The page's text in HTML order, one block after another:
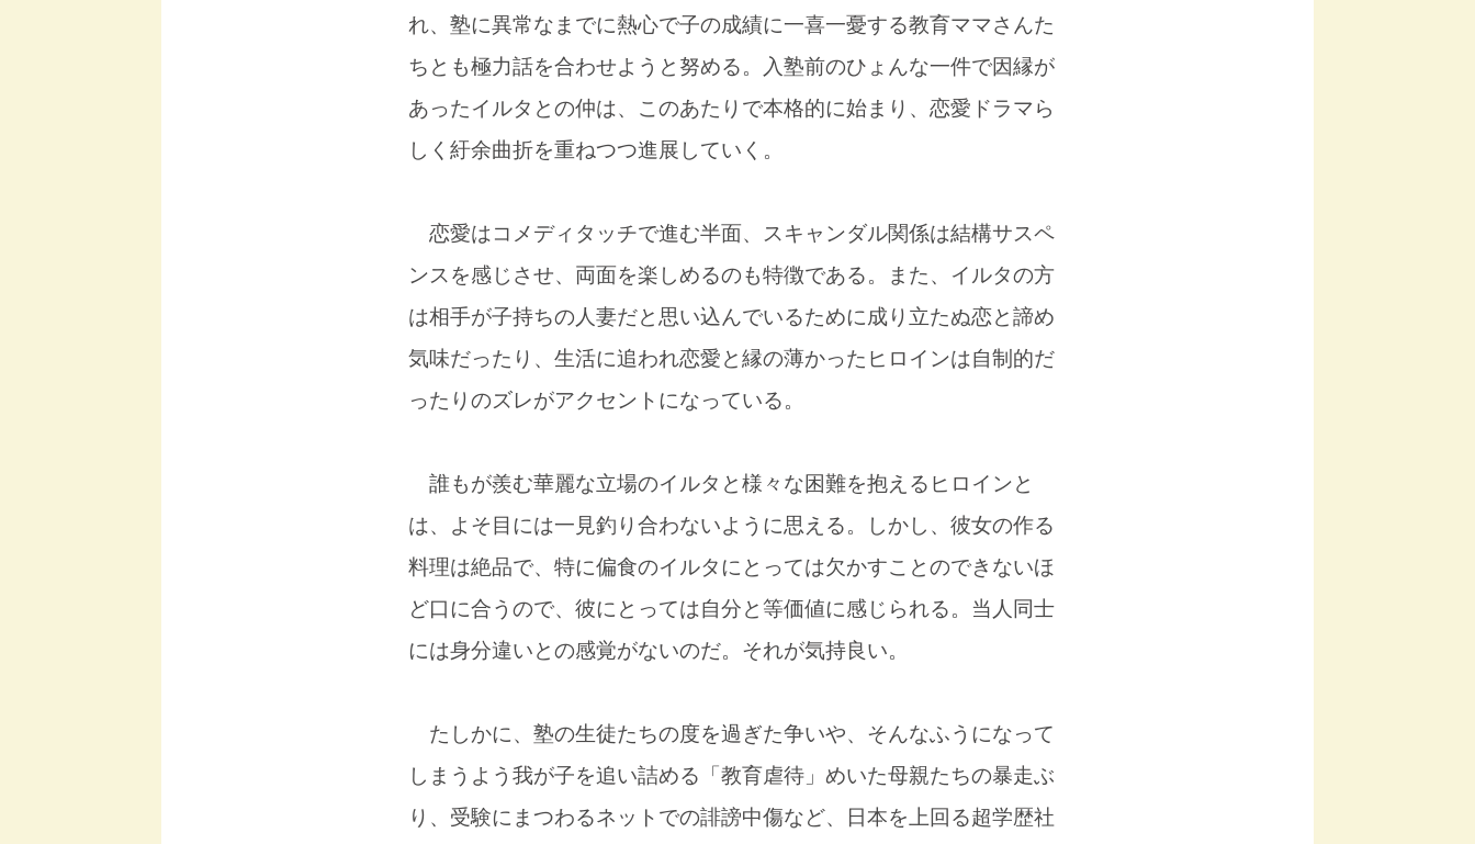
れ、塾に異常なまでに熱心で子の成績に一喜一憂する教育ママさんた
ちとも極力話を合わせようと努める。入塾前のひょんな一件で因縁が
あったイルタとの仲は、このあたりで本格的に始まり、恋愛ドラマら
しく紆余曲折を重ねつつ進展していく。
恋愛はコメディタッチで進む半面、スキャンダル関係は結構サスペ
ンスを感じさせ、両面を楽しめるのも特徴である。また、イルタの方
は相手が子持ちの人妻だと思い込んでいるために成り立たぬ恋と諦め
気味だったり、生活に追われ恋愛と縁の薄かったヒロインは自制的だ
ったりのズレがアクセントになっている。
誰もが羨む華麗な立場のイルタと様々な困難を抱えるヒロインと
は、よそ目には一見釣り合わないように思える。しかし、彼女の作る
料理は絶品で、特に偏食のイルタにとっては欠かすことのできないほ
ど口に合うので、彼にとっては自分と等価値に感じられる。当人同士
には身分違いとの感覚がないのだ。それが気持良い。
たしかに、塾の生徒たちの度を過ぎた争いや、そんなふうになって
しまうよう我が子を追い詰める「教育虐待」めいた母親たちの暴走ぶ
り、受験にまつわるネットでの誹謗中傷など、日本を上回る超学歴社